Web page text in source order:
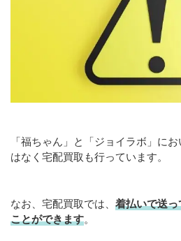
「福ちゃん」と「ジョイラボ」に
はなく宅配買取も行っています。
なお、宅配買取では、 着払いで送
ことができます。